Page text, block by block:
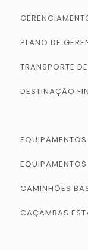
PLANO DE
TRANSPORTE
DESTINAÇÃO
CAMINHÕES
CAÇAMBAS